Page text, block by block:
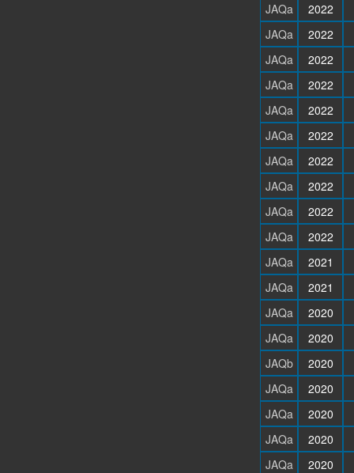
JAQa
2022
JAQa
2022
JAQa
2022
JAQa
2022
JAQa
2022
JAQa
2022
JAQa
2022
JAQa
2022
JAQa
2022
JAQa
2022
JAQa
2021
JAQa
2021
JAQa
2020
JAQa
2020
JAQb
2020
JAQa
2020
JAQa
2020
JAQa
2020
JAQa
2020